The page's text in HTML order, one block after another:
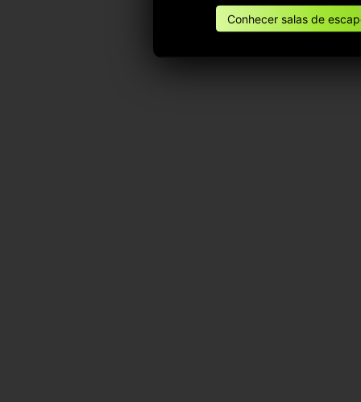
Conhecer salas de